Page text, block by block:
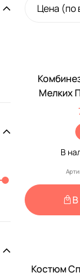
Цена (по
Мелких
Бабочка
Pet
В
Костюм